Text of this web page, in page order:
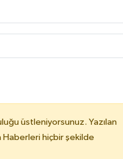
üstleniyorsunuz. Yazılan
hiçbir şekilde